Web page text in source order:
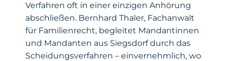
Verfahren oft in einer einzigen Anhörung
abschließen. Bernhard Thaler, Fachanwalt
für Familienrecht, begleitet Mandantinnen
und Mandanten aus Siegsdorf durch das
Scheidungsverfahren – einvernehmlich, wo